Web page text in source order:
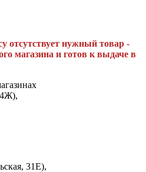
отсутствует нужный товар -
магазина и готов к выдаче в
31Е),